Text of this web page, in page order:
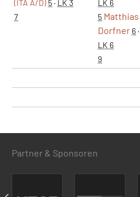
(ITA A/D) 5· LK 3
7
LK 6
5 Matthias
Dorfner 6·
LK 6
9
Partner & Sponsoren